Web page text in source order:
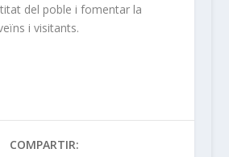
del poble i fomentar la
i visitants.
COMPARTIR: